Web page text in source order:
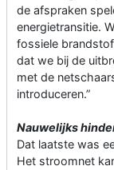
de afspraken
energietransitie.
fossiele
dat we bij de
met de
introduceren.”
Nauwelijks
Dat laatste was
Het stroomnet